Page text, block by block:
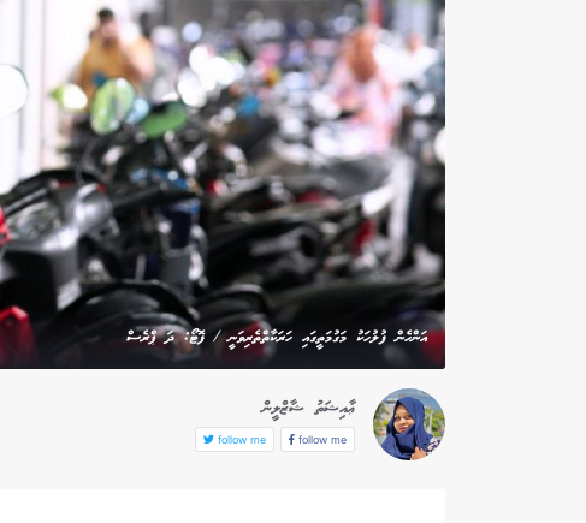
އަންހެން ފުލުހަކު މަގުމަތީގައި ހަރަކާތްތެރިވަނީ / ފޮޓޯ: ދަ ޕްރެސް
ޢާއިޝަތު ޝާޒްލީން
follow me
follow me